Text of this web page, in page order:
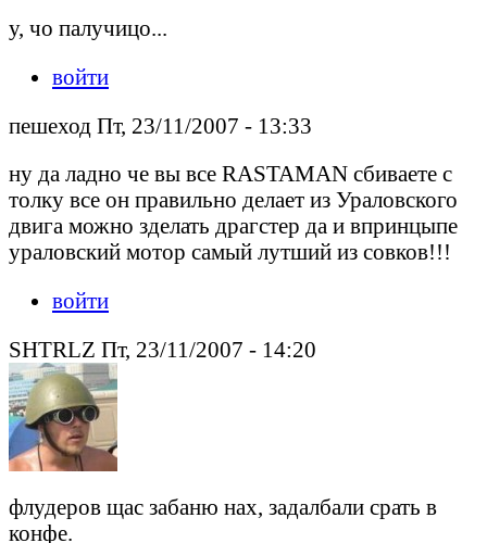
у, чо палучицо...
войти
пешеход Пт, 23/11/2007 - 13:33
ну да ладно че вы все RASTAMAN сбиваете с
толку все он правильно делает из Ураловского
двига можно зделать драгстер да и впринцыпе
ураловский мотор самый лутший из совков!!!
войти
SHTRLZ Пт, 23/11/2007 - 14:20
флудеров щас забаню нах, задалбали срать в
конфе.